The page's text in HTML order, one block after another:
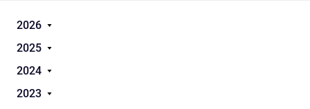
2026
2025
2024
2023